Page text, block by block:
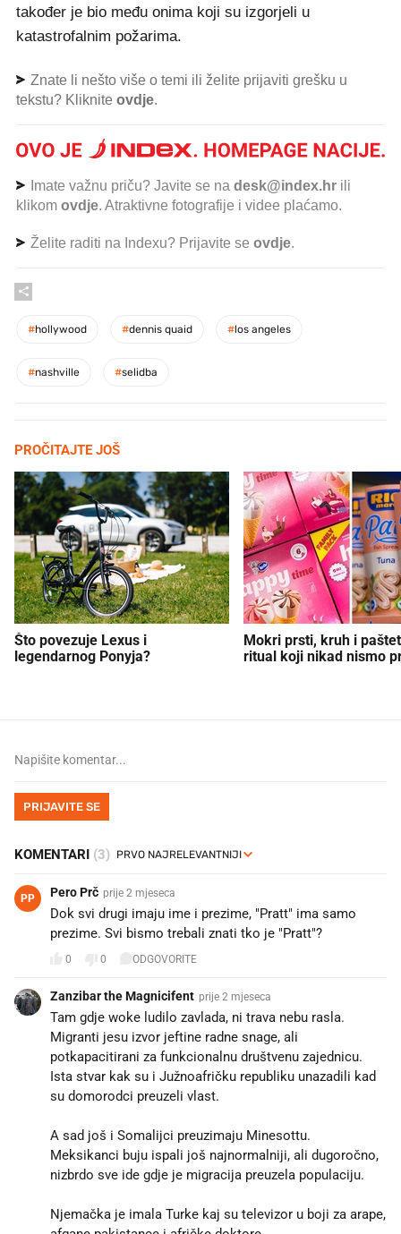
također je bio među onima koji su izgorjeli u
katastrofalnim požarima.
Znate li nešto više o temi ili želite prijaviti grešku u
tekstu? Kliknite ovdje.
Imate važnu priču? Javite se na desk@index.hr ili
klikom ovdje. Atraktivne fotografije i videe plaćamo.
Želite raditi na Indexu? Prijavite se ovdje.
#hollywood #dennis quaid #los angeles
#nashville #selidba
PROČITAJTE JOŠ
Što povezuje Lexus i
legendarnog Ponyja?
Mokri prsti, kruh i
ritual koji nikad nismo
PRIJAVITE SE
KOMENTARI (3)
PP Pero Prč prije 2 mjeseca
Dok svi drugi imaju ime i prezime, "Pratt" ima samo
prezime. Svi bismo trebali znati tko je "Pratt"? 👀
0 0 ODGOVORITE
Zanzibar the Magnicifent prije 2 mjeseca
Tam gdje woke ludilo zavlada, ni trava nebu rasla.
Migranti jesu izvor jeftine radne snage, ali
potkapacitirani za funkcionalnu društvenu zajednicu.
Ista stvar kak su i Južnoafričku republiku unazadili kad
su domorodci preuzeli vlast.
A sad još i Somalijci preuzimaju Minesottu.
Meksikanci buju ispali još najnormalniji, ali dugoročno,
nizbrdo sve ide gdje je migracija preuzela populaciju.
Njemačka je imala Turke kaj su televizor u boji za arape,